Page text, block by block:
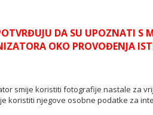
DA SU UPOZNATI S
OKO PROVOĐENJA
smije koristiti fotografije nastale za
koristiti njegove osobne podatke za